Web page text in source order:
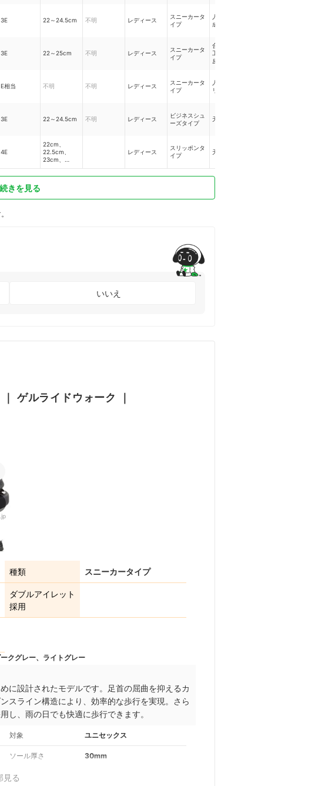
3E 22～24.5cm 不明 レディース
スニーカータ
イプ
人工皮革、合
成繊維
3E 22～25cm 不明 レディース
スニーカータ
イプ
合成繊維、人
工皮革（合成
皮革）
E相当 不明 不明 レディース
スニーカータ
イプ
人工皮革、ポ
リエステル
3E 22～24.5cm 不明 レディース
ビジネスシュ
ーズタイプ
天然皮革
4E
22cm、
22.5cm、
23cm、
23.5cm、
24cm、
レディース
スリッポンタ
イプ
天然皮革
きを見る
いいえ
ゲルライドウォーク
種類 スニーカータイプ
ダブルアイレット
採用
クグレー、ライトグレー
に設計されたモデルです。足首の屈曲を抑えるカ
スライン構造により、効率的な歩行を実現。さら
し、雨の日でも快適に歩行できます。
対象 ユニセックス
ソール厚さ 30mm
見る